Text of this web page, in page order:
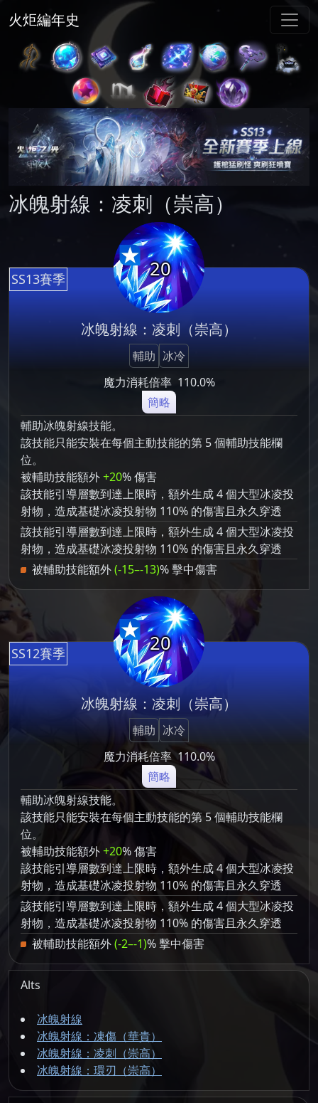
火炬編年史
冰魄射線：凌刺（崇高）
SS13賽季 20
冰魄射線：凌刺（崇高）
輔助 冰冷
魔力消耗倍率 110.0%
簡略
輔助冰魄射線技能。
該技能只能安裝在每個主動技能的第 5 個輔助技能欄
位。
被輔助技能額外+20% 傷害
該技能引導層數到達上限時，額外生成 4 個大型冰凌投
射物，造成基礎冰凌投射物 110% 的傷害且永久穿透
該技能引導層數到達上限時，額外生成 4 個大型冰凌投
射物，造成基礎冰凌投射物 110% 的傷害且永久穿透
被輔助技能額外(-15–-13)% 擊中傷害
SS12賽季 20
冰魄射線：凌刺（崇高）
輔助 冰冷
魔力消耗倍率 110.0%
簡略
輔助冰魄射線技能。
該技能只能安裝在每個主動技能的第 5 個輔助技能欄
位。
被輔助技能額外+20% 傷害
該技能引導層數到達上限時，額外生成 4 個大型冰凌投
射物，造成基礎冰凌投射物 110% 的傷害且永久穿透
該技能引導層數到達上限時，額外生成 4 個大型冰凌投
射物，造成基礎冰凌投射物 110% 的傷害且永久穿透
被輔助技能額外(-2–-1)% 擊中傷害
Alts
冰魄射線
冰魄射線：凍傷（華貴）
冰魄射線：凌刺（崇高）
冰魄射線：環刃（崇高）